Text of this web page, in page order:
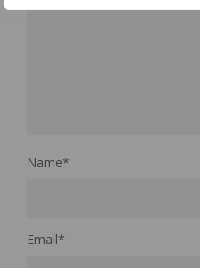
Name*
Email*